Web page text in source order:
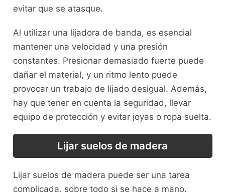
evitar que se atasque.
Al utilizar una lijadora de banda, es esencial
mantener una velocidad y una presión
constantes. Presionar demasiado fuerte puede
dañar el material, y un ritmo lento puede
provocar un trabajo de lijado desigual. Además,
hay que tener en cuenta la seguridad, llevar
equipo de protección y evitar joyas o ropa suelta.
Lijar suelos de madera
Lijar suelos de madera puede ser una tarea
complicada, sobre todo si se hace a mano.